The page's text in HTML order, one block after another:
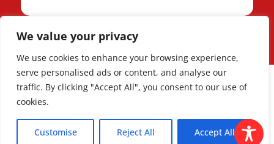
We value your privacy
We use cookies to enhance your browsing experience,
serve personalised ads or content, and analyse our
traffic. By clicking "Accept All", you consent to our use of
cookies.
Customise Reject All Accept All
Todos os Direitos Reservados © | Associação
dos Amigos do Hospital de Clínicas ®